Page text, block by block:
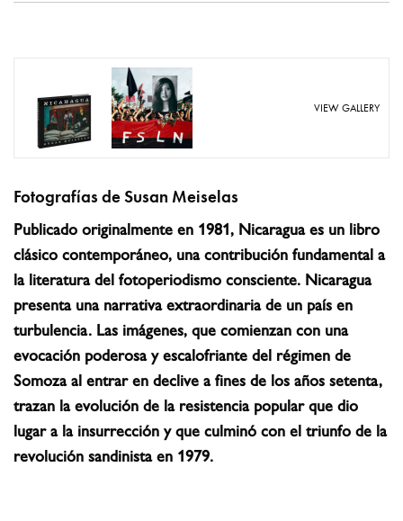
VIEW GALLERY
Fotografías de Susan Meiselas
Publicado originalmente en 1981, Nicaragua es un libro
clásico contemporáneo, una contribución fundamental a
la literatura del fotoperiodismo consciente. Nicaragua
presenta una narrativa extraordinaria de un país en
turbulencia. Las imágenes, que comienzan con una
evocación poderosa y escalofriante del régimen de
Somoza al entrar en declive a fines de los años setenta,
trazan la evolución de la resistencia popular que dio
lugar a la insurrección y que culminó con el triunfo de la
revolución sandinista en 1979.